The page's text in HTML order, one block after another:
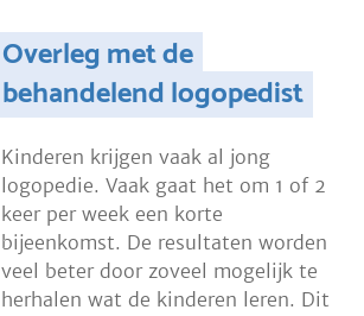
Overleg met de
behandelend logopedist
Kinderen krijgen vaak al jong
logopedie. Vaak gaat het om 1 of 2
keer per week een korte
bijeenkomst. De resultaten worden
veel beter door zoveel mogelijk te
herhalen wat de kinderen leren. Dit